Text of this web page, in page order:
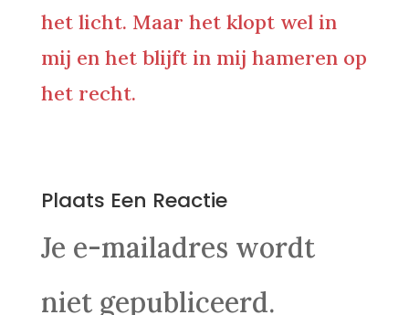
het licht. Maar het klopt wel in
mij en het blijft in mij hameren op
het recht.
Plaats Een Reactie
Je e-mailadres wordt
niet gepubliceerd.